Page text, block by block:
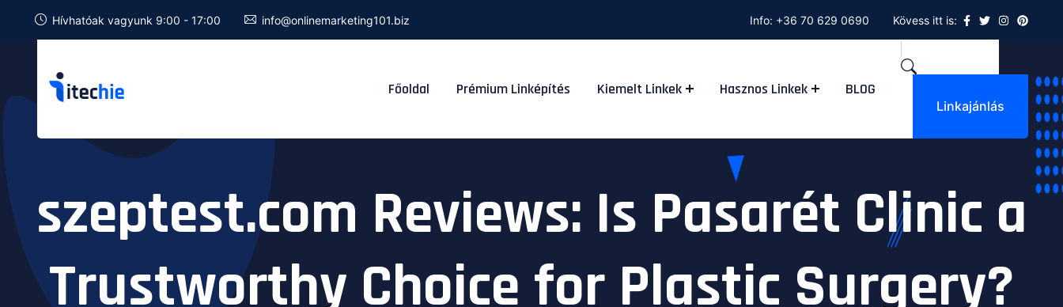
Hívhatóak vagyunk 9:00 - 17:00 info@onlinemarketing101.biz Info: +36 70 629 0690 Kövess itt is:
Főoldal Prémium Linképítés Kiemelt Linkek Hasznos Linkek BLOG
Linkajánlás
szeptest.com Reviews: Is Pasarét Clinic a
Trustworthy Choice for Plastic Surgery?